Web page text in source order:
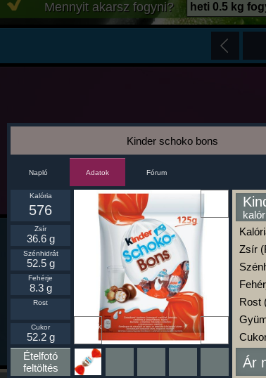
Mennyit akarsz fogyni? heti 0.5 kg
Kinder schoko bons
Napló Adatok Fórum
Ikonnak
Kalória
576
Zsír
36.6 g
Szénhidrát
52.5 g
Fehérje
8.3 g
Rost
Cukor
52.2 g
Ételfotó
feltöltés
Zsír
Rost
Ár